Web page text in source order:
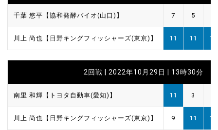
千葉 悠平【協和発酵バイオ(山口)】 7 5
川上 尚也【日野キングフィッシャーズ(東京)】 11 11 11
2回戦 | 2022年10月29日 | 13時30分
南里 和輝【トヨタ自動車(愛知)】 11 3
川上 尚也【日野キングフィッシャーズ(東京)】 9 11 11